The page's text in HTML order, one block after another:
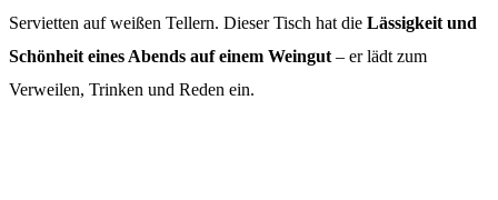
Servietten auf weißen Tellern. Dieser Tisch hat die Lässigkeit und
Schönheit eines Abends auf einem Weingut – er lädt zum
Verweilen, Trinken und Reden ein.